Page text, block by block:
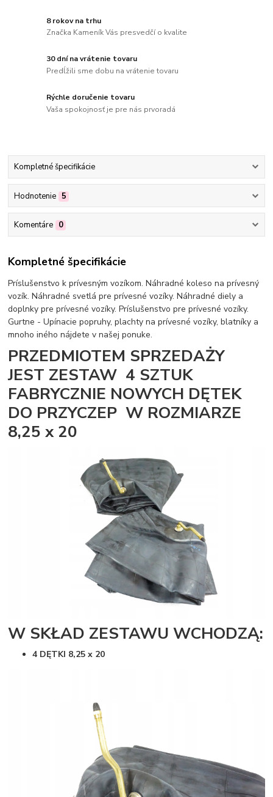
8 rokov na trhu
Značka Kameník Vás presvedčí o kvalite
30 dní na vrátenie tovaru
Predĺžili sme dobu na vrátenie tovaru
Rýchle doručenie tovaru
Vaša spokojnosť je pre nás prvoradá
Kompletné špecifikácie
Hodnotenie 5
Komentáre 0
Kompletné špecifikácie
Príslušenstvo k prívesným vozíkom. Náhradné koleso na prívesný
vozík. Náhradné svetlá pre prívesné vozíky. Náhradné diely a
doplnky pre prívesné vozíky. Príslušenstvo pre prívesné vozíky.
Gurtne - Upínacie popruhy, plachty na prívesné vozíky, blatníky a
mnoho iného nájdete v našej ponuke.
PRZEDMIOTEM SPRZEDAŻY
JEST ZESTAW 4 SZTUK
FABRYCZNIE NOWYCH DĘTEK
DO PRZYCZEP W ROZMIARZE
8,25 x 20
W SKŁAD ZESTAWU WCHODZĄ:
4 DĘTKI 8,25 x 20